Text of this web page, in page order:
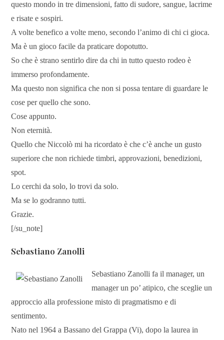
questo mondo in tre dimensioni, fatto di sudore, sangue, lacrime
e risate e sospiri.
A volte benefico a volte meno, secondo l’animo di chi ci gioca.
Ma è un gioco facile da praticare dopotutto.
So che è strano sentirlo dire da chi in tutto questo rodeo è
immerso profondamente.
Ma questo non significa che non si possa tentare di guardare le
cose per quello che sono.
Cose appunto.
Non eternità.
Quello che Niccolò mi ha ricordato è che c’è anche un gusto
superiore che non richiede timbri, approvazioni, benedizioni,
spot.
Lo cerchi da solo, lo trovi da solo.
Ma se lo godranno tutti.
Grazie.
[/su_note]
Sebastiano Zanolli
Sebastiano Zanolli fa il manager, un
manager un po’ atipico, che sceglie un
approccio alla professione misto di pragmatismo e di
sentimento.
Nato nel 1964 a Bassano del Grappa (Vi), dopo la laurea in